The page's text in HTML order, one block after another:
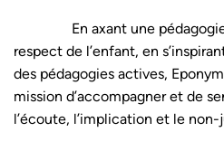
En axant une pédagogie
respect de l’enfant, en
des pédagogies actives,
mission d’accompagner et de
l’écoute, l’implication et le